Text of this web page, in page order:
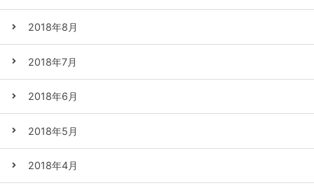
2018年8月
2018年7月
2018年6月
2018年5月
2018年4月